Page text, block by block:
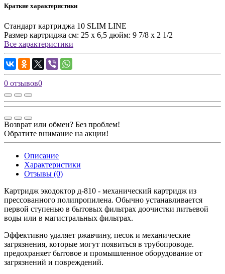
Краткие характеристики
Стандарт картриджа 10 SLIM LINE
Размер картриджа см: 25 х 6,5 дюйм: 9 7/8 x 2 1/2
Все характеристики
0 отзывов0
Возврат или обмен? Без проблем!
Обратите внимание на акции!
Описание
Характеристики
Отзывы (0)
Картридж экодоктор д-810 - механический картридж из
прессованного полипропилена. Обычно устанавливается
первой ступенью в бытовых фильтрах доочистки питьевой
воды или в магистральных фильтрах.
Эффективно удаляет ржавчину, песок и механические
загрязнения, которые могут появиться в трубопроводе.
предохраняет бытовое и промышленное оборудование от
загрязнений и повреждений.